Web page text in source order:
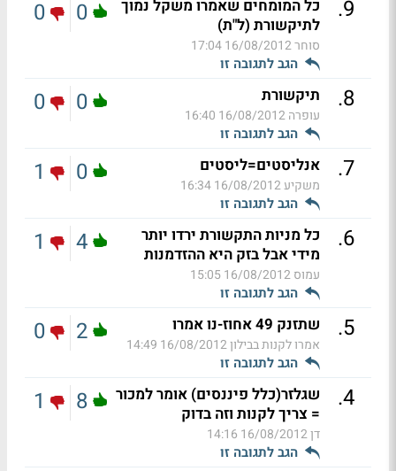
9
.
כל המומחים שאמרו משקל נמוך
לתיקשורת (ל"ת)
סוחר16/08/2012 17:04
הגב לתגובה זו
0
0
8
. תיקשורת
עופרה16/08/2012 16:40
הגב לתגובה זו
0
0
7
. אנליסטים=ליסטים
משקיע16/08/2012 16:34
הגב לתגובה זו
0
1
6
.
כל מניות התקשורת ירדו יותר
מידי אבל בזק היא ההזדמנות
עמוס16/08/2012 15:05
הגב לתגובה זו
4
1
5
. שתזנק 49 אחוז-נו אמרו
אמרו לקנות בבילון16/08/2012 14:49
הגב לתגובה זו
2
0
4
.
שגלזר(כלל פיננסים) אומר למכור
= צריך לקנות וזה בדוק
דן16/08/2012 14:16
הגב לתגובה זו
8
1